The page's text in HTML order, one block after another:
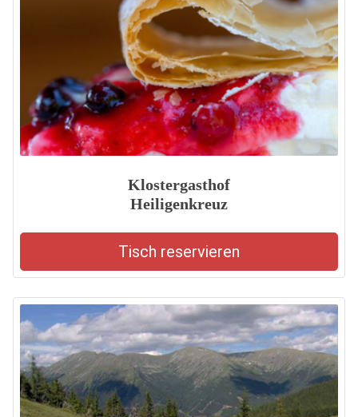
Klostergasthof
Heiligenkreuz
Tisch reservieren